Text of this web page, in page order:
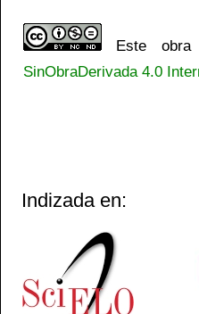
Este
SinObraDerivada 4.0
Indizada en: